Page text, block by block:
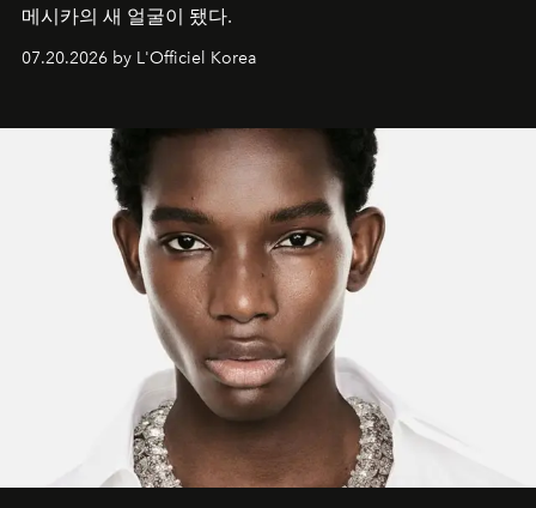
메시카의 새 얼굴이 됐다.
07.20.2026 by L'Officiel Korea